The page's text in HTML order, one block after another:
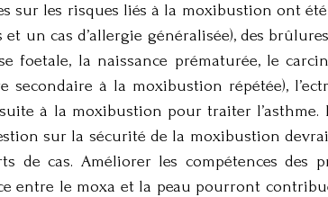
sur les risques liés à la moxibustion ont
et un cas d’allergie généralisée), des
foetale, la naissance prématurée, le
secondaire à la moxibustion répétée),
à la moxibustion pour traiter l’asthme.
sur la sécurité de la moxibustion
de cas. Améliorer les compétences
entre le moxa et la peau pourront